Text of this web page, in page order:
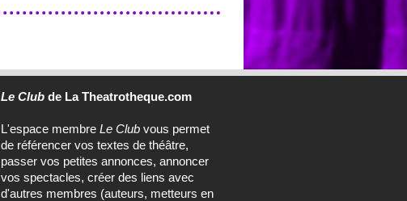
Le Club de La Theatrotheque.com
L'espace membreLe Club vous permet
de référencer vos textes de théâtre,
passer vos petites annonces, annoncer
vos spectacles, créer des liens avec
d'autres membres (auteurs, metteurs en